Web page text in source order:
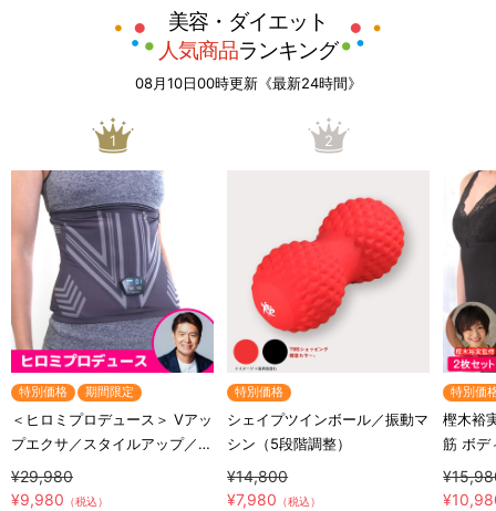
美容・ダイエット
人気商品ランキング
08月10日00時更新《最新24時間》
1
特別価格 期間限定
＜ヒロミプロデュース＞ Vアッ
プエクサ／スタイルアップ／お
腹EMS
¥29,980
¥9,980 （税込）
2
特別価格
シェイプツインボール／振動マ
シン（5段階調整）
¥14,800
¥7,980 （税込）
特別価
樫木裕実監修
筋 ボデ
よりど
ミソー